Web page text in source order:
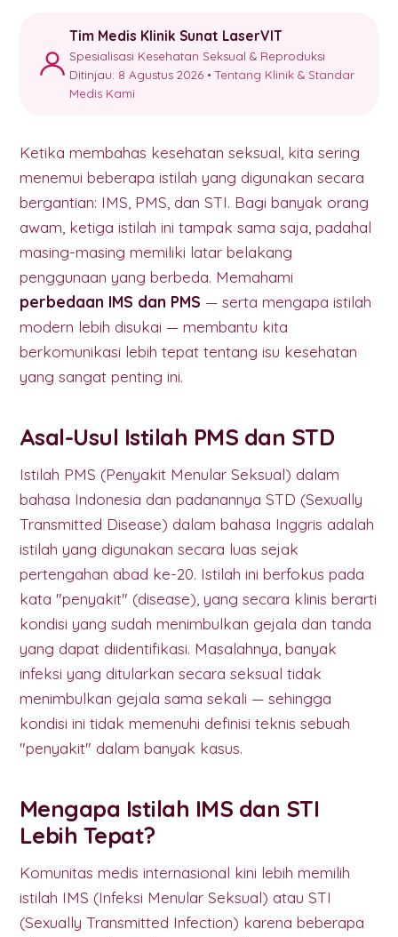
Tim Medis Klinik Sunat LaserVIT
Spesialisasi Kesehatan Seksual & Reproduksi
Ditinjau: 8 Agustus 2026 •Tentang Klinik & Standar
Medis Kami
Ketika membahas kesehatan seksual, kita sering
menemui beberapa istilah yang digunakan secara
bergantian: IMS, PMS, dan STI. Bagi banyak orang
awam, ketiga istilah ini tampak sama saja, padahal
masing-masing memiliki latar belakang
penggunaan yang berbeda. Memahami
perbedaan IMS dan PMS — serta mengapa istilah
modern lebih disukai — membantu kita
berkomunikasi lebih tepat tentang isu kesehatan
yang sangat penting ini.
Asal-Usul Istilah PMS dan STD
Istilah PMS (Penyakit Menular Seksual) dalam
bahasa Indonesia dan padanannya STD (Sexually
Transmitted Disease) dalam bahasa Inggris adalah
istilah yang digunakan secara luas sejak
pertengahan abad ke-20. Istilah ini berfokus pada
kata "penyakit" (disease), yang secara klinis berarti
kondisi yang sudah menimbulkan gejala dan tanda
yang dapat diidentifikasi. Masalahnya, banyak
infeksi yang ditularkan secara seksual tidak
menimbulkan gejala sama sekali — sehingga
kondisi ini tidak memenuhi definisi teknis sebuah
"penyakit" dalam banyak kasus.
Mengapa Istilah IMS dan STI
Lebih Tepat?
Komunitas medis internasional kini lebih memilih
istilah IMS (Infeksi Menular Seksual) atau STI
(Sexually Transmitted Infection) karena beberapa